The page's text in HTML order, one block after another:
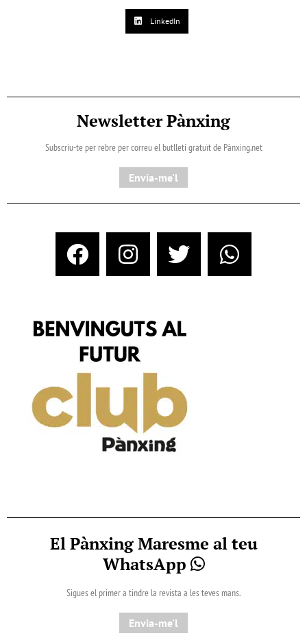
LinkedIn
Newsletter Pànxing
Subscriu-te per rebre per correu el butlletí gratuït de Pànxing.net​
Envia-me'l
El Pànxing Maresme al teu
WhatsApp
Sigues el primer a tindre la revista a les teves mans.
Envia-me'l